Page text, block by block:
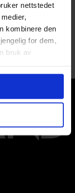
nettstedet
kombinere den
for dem,
bruk av